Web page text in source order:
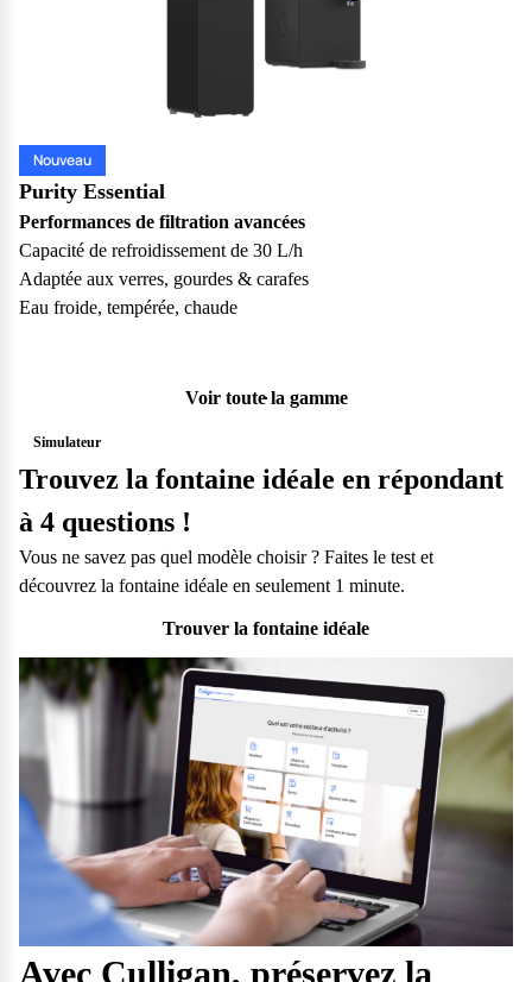
Nouveau
Purity Essential
Performances de filtration avancées
Capacité de refroidissement de 30 L/h
Adaptée aux verres, gourdes & carafes
Eau froide, tempérée, chaude
Voir toute la gamme
Simulateur
Trouvez la fontaine idéale en répondant
à 4 questions !
Vous ne savez pas quel modèle choisir ? Faites le test et
découvrez la fontaine idéale en seulement 1 minute.
Trouver la fontaine idéale
Avec Culligan, préservez la